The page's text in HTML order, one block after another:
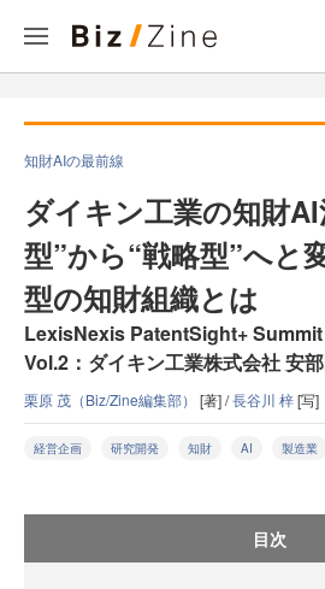
知財AIの最前線
ダイキン工業の知財
型”から“戦略型”へと
型の知財組織とは
LexisNexis PatentSight+ Summit
Vol.2：ダイキン工業株式会社 安
栗原 茂（Biz/Zine編集部） [著] /長谷川 梓[写]
経営企画 研究開発 知財 AI 製造業
目次